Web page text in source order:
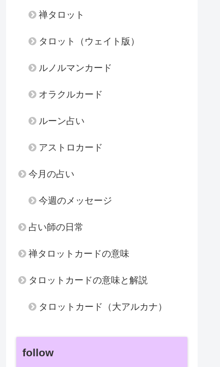
禅タロット
タロット（ウェイト版）
ルノルマンカード
オラクルカード
ルーン占い
アストロカード
今月の占い
今週のメッセージ
占い師の日常
禅タロットカードの意味
タロットカードの意味と解説
タロットカード（大アルカナ）
follow